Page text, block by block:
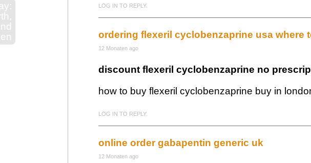
LOG IN TO REPLY.
ordering flexeril cyclobenzaprine usa where
12 Monaten ago
discount flexeril cyclobenzaprine no
how to buy flexeril cyclobenzaprine buy in
LOG IN TO REPLY.
online order gabapentin generic uk
12 Monaten ago